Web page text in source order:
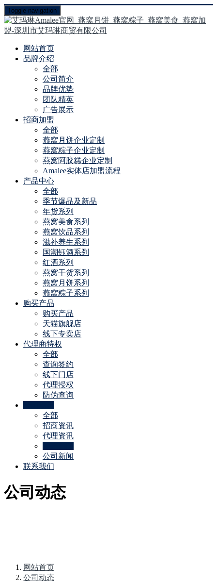
Toggle navigation
网站首页
品牌介绍
全部
公司简介
品牌优势
团队精英
广告展示
招商加盟
全部
燕窝月饼企业定制
燕窝粽子企业定制
燕窝阿胶糕企业定制
Amalee实体店加盟流程
产品中心
全部
季节爆品及新品
年货系列
燕窝美食系列
燕窝饮品系列
滋补养生系列
国潮钰酒系列
红酒系列
燕窝干货系列
燕窝月饼系列
燕窝粽子系列
购买产品
购买产品
天猫旗舰店
线下专卖店
代理商特权
全部
查询签约
线下门店
代理授权
防伪查询
全部
招商资讯
代理资讯
公司新闻
联系我们
公司动态
网站首页
公司动态